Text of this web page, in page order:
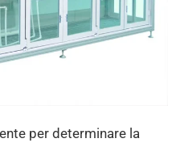
per determinare la